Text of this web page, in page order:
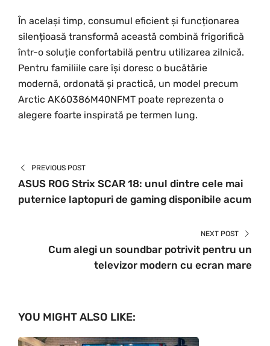
În același timp, consumul eficient și funcționarea
silențioasă transformă această combină frigorifică
într-o soluție confortabilă pentru utilizarea zilnică.
Pentru familiile care își doresc o bucătărie
modernă, ordonată și practică, un model precum
Arctic AK60386M40NFMT poate reprezenta o
alegere foarte inspirată pe termen lung.
PREVIOUS POST
ASUS ROG Strix SCAR 18: unul dintre cele mai
puternice laptopuri de gaming disponibile acum
NEXT POST
Cum alegi un soundbar potrivit pentru un
televizor modern cu ecran mare
YOU MIGHT ALSO LIKE: